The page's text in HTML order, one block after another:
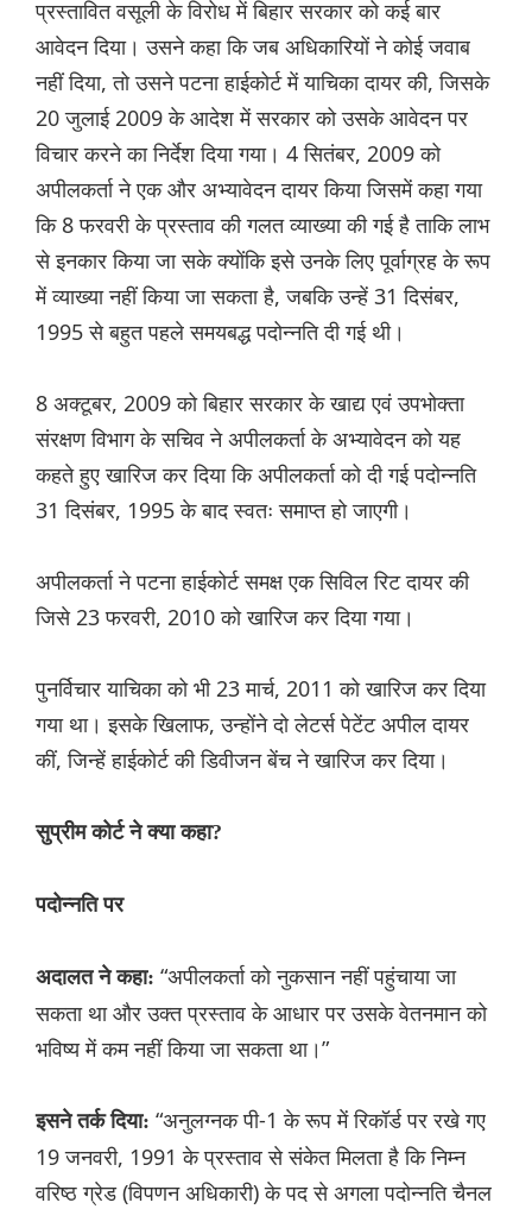
प्रस्तावित वसूली के विरोध में बिहार सरकार को कई बार
आवेदन दिया। उसने कहा कि जब अधिकारियों ने कोई जवाब
नहीं दिया, तो उसने पटना हाईकोर्ट में याचिका दायर की, जिसके
20 जुलाई 2009 के आदेश में सरकार को उसके आवेदन पर
विचार करने का निर्देश दिया गया। 4 सितंबर, 2009 को
अपीलकर्ता ने एक और अभ्यावेदन दायर किया जिसमें कहा गया
कि 8 फरवरी के प्रस्ताव की गलत व्याख्या की गई है ताकि लाभ
से इनकार किया जा सके क्योंकि इसे उनके लिए पूर्वाग्रह के रूप
में व्याख्या नहीं किया जा सकता है, जबकि उन्हें 31 दिसंबर,
1995 से बहुत पहले समयबद्ध पदोन्नति दी गई थी।
8 अक्टूबर, 2009 को बिहार सरकार के खाद्य एवं उपभोक्ता
संरक्षण विभाग के सचिव ने अपीलकर्ता के अभ्यावेदन को यह
कहते हुए खारिज कर दिया कि अपीलकर्ता को दी गई पदोन्नति
31 दिसंबर, 1995 के बाद स्वतः समाप्त हो जाएगी।
अपीलकर्ता ने पटना हाईकोर्ट समक्ष एक सिविल रिट दायर की
जिसे 23 फरवरी, 2010 को खारिज कर दिया गया।
पुनर्विचार याचिका को भी 23 मार्च, 2011 को खारिज कर दिया
गया था। इसके खिलाफ, उन्होंने दो लेटर्स पेटेंट अपील दायर
कीं, जिन्हें हाईकोर्ट की डिवीजन बेंच ने खारिज कर दिया।
सुप्रीम कोर्ट ने क्या कहा?
पदोन्नति पर
अदालत ने कहा: “अपीलकर्ता को नुकसान नहीं पहुंचाया जा
सकता था और उक्त प्रस्ताव के आधार पर उसके वेतनमान को
भविष्य में कम नहीं किया जा सकता था।”
इसने तर्क दिया: “अनुलग्नक पी-1 के रूप में रिकॉर्ड पर रखे गए
19 जनवरी, 1991 के प्रस्ताव से संकेत मिलता है कि निम्न
वरिष्ठ ग्रेड (विपणन अधिकारी) के पद से अगला पदोन्नति चैनल